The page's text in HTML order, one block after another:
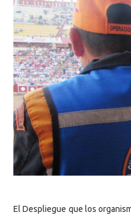
El Despliegue que los